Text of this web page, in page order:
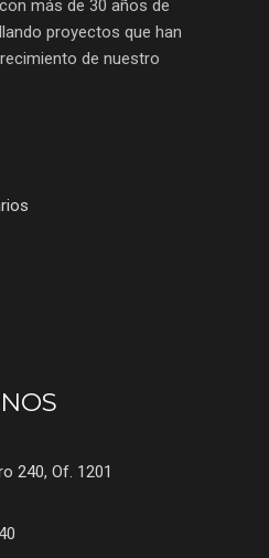
más de 30 años de
proyectos que han
de nuestro
240, Of. 1201